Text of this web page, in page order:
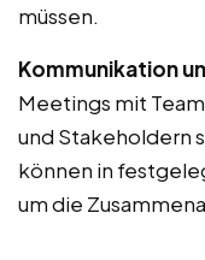
müssen.
Kommunikation
Meetings mit
und Stakeholdern
können in
um die